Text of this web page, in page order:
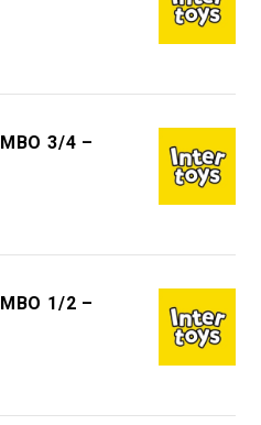
3/4 –
1/2 –